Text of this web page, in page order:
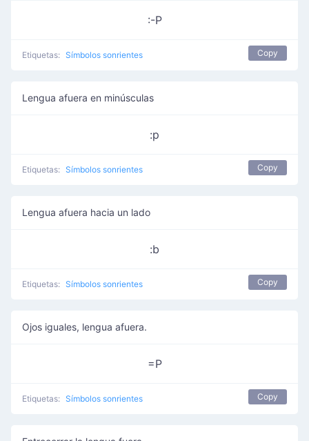
:-P
Etiquetas: Símbolos sonrientes Copy
Lengua afuera en minúsculas
:p
Etiquetas: Símbolos sonrientes Copy
Lengua afuera hacia un lado
:b
Etiquetas: Símbolos sonrientes Copy
Ojos iguales, lengua afuera.
=P
Etiquetas: Símbolos sonrientes Copy